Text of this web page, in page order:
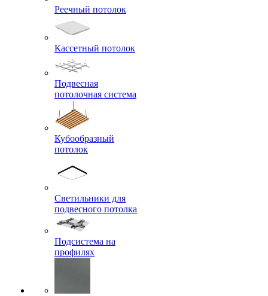
Реечный потолок
Кассетный потолок
Подвесная
потолочная система
Кубообразный
потолок
Светильники для
подвесного потолка
Подсистема на
профилях